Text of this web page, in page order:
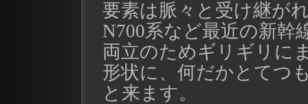
要素は脈々と受け継が
N700系など最近の新幹
両立のためギリギリに
形状に、何だかとてつ
と来ます。